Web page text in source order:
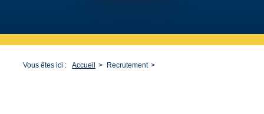
Vous êtes ici : Accueil Recrutement